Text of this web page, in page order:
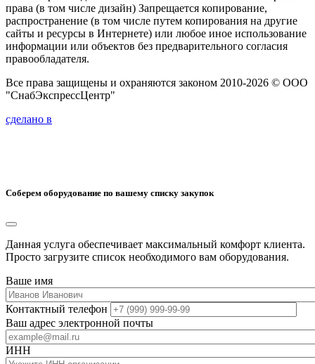
права (в том числе дизайн) Запрещается копирование,
распространение (в том числе путем копирования на другие
сайты и ресурсы в Интернете) или любое иное использование
информации или объектов без предварительного согласия
правообладателя.
Все права защищены и охраняются законом 2010-2026 © ООО
"СнабЭкспрессЦентр"
сделано в
Соберем оборудование по вашему списку закупок
Данная услуга обеспечивает максимальный комфорт клиента.
Просто загрузите список необходимого вам оборудования.
Ваше имя
Контактный телефон
Ваш адрес электронной почты
ИНН